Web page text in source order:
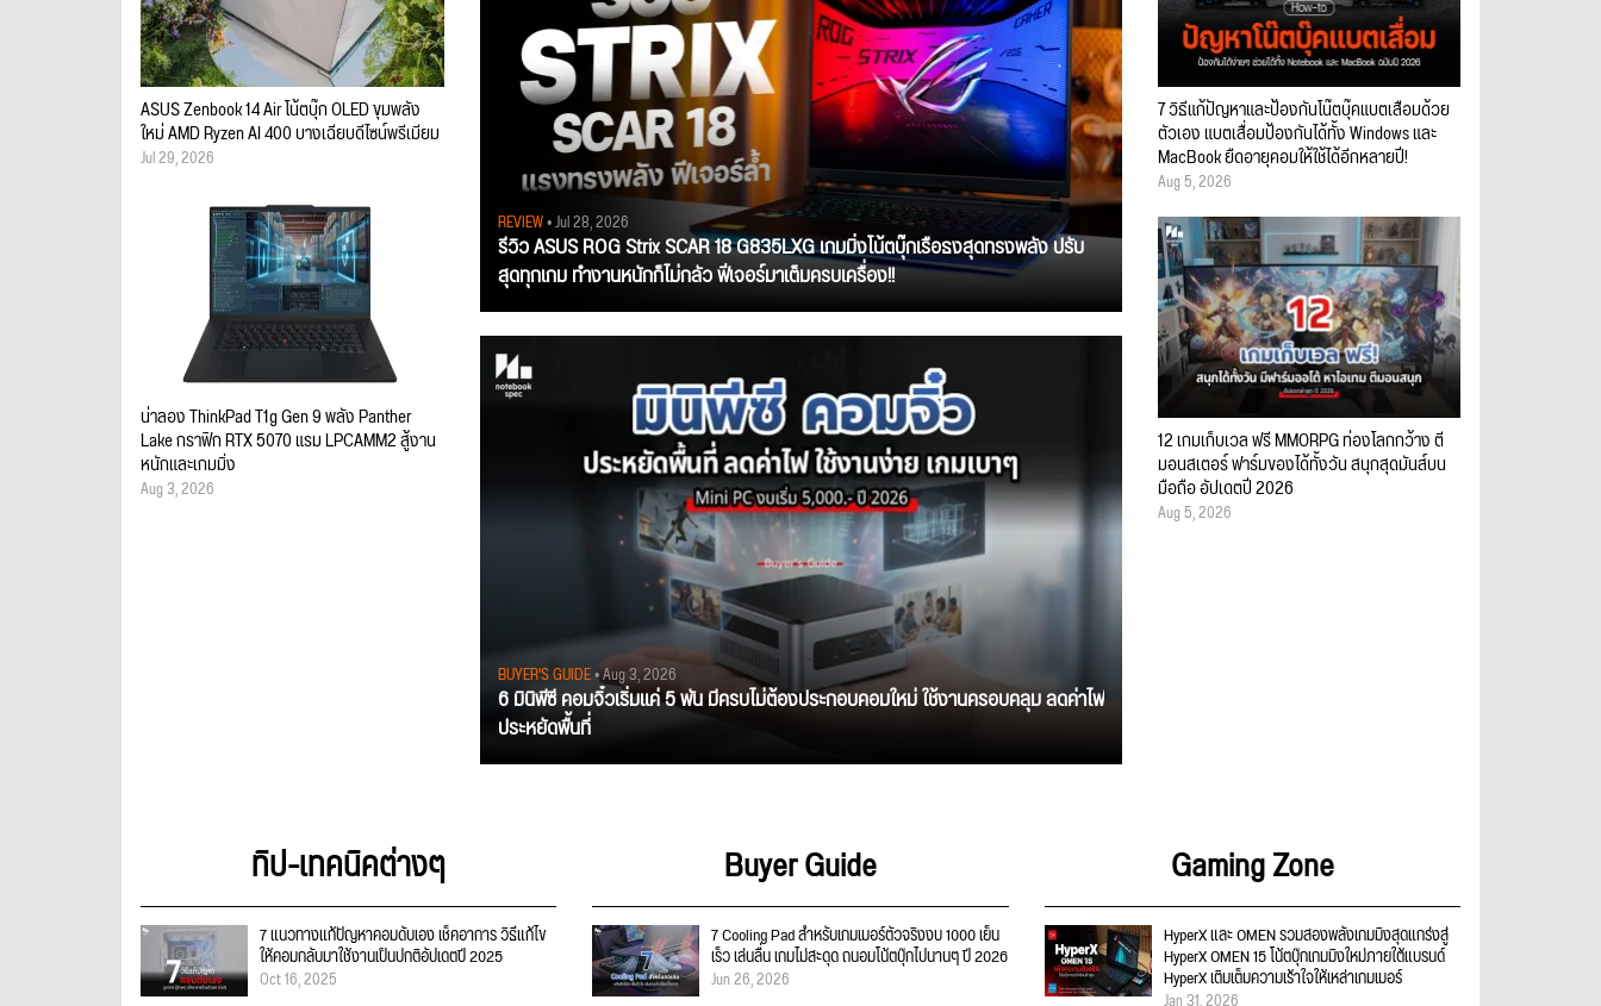
REVIEW• Jul 28, 2026
รีวิว ASUS ROG Strix SCAR 18 G835LXG เกมมิ่งโน้ตบุ๊กเรือธงสุดทรงพลัง ปรับ
สุดทุกเกม ทำงานหนักก็ไม่กลัว ฟีเจอร์มาเต็มครบเครื่อง!!
BUYER'S GUIDE• Aug 3, 2026
6 มินิพีซี คอมจิ๋วเริ่มแค่ 5 พัน มีครบไม่ต้องประกอบคอมใหม่ ใช้งานครอบคลุม ลดค่าไฟ
ประหยัดพื้นที่
ASUS Zenbook 14 Air โน้ตบุ๊ก OLED ขุมพลัง
ใหม่ AMD Ryzen AI 400 บางเฉียบดีไซน์พรีเมียม
Jul 29, 2026
น่าลอง ThinkPad T1g Gen 9 พลัง Panther
Lake กราฟิก RTX 5070 แรม LPCAMM2 สู้งาน
หนักและเกมมิ่ง
Aug 3, 2026
7 วิธีแก้ปัญหาและป้องกันโน๊ตบุ๊คแบตเสื่อมด้วย
ตัวเอง แบตเสื่อมป้องกันได้ทั้ง Windows และ
MacBook ยืดอายุคอมให้ใช้ได้อีกหลายปี!
Aug 5, 2026
12 เกมเก็บเวล ฟรี MMORPG ท่องโลกกว้าง ตี
มอนสเตอร์ ฟาร์มของได้ทั้งวัน สนุกสุดมันส์บน
มือถือ อัปเดตปี 2026
Aug 5, 2026
ทิป-เทคนิคต่างๆ
7 แนวทางแก้ปัญหาคอมดับเอง เช็คอาการ วิธีแก้ไข
ให้คอมกลับมาใช้งานเป็นปกติอัปเดตปี 2025
Oct 16, 2025
Buyer Guide
7 Cooling Pad สำหรับเกมเมอร์ตัวจริงงบ 1000 เย็น
เร็ว เล่นลื่น เกมไม่สะดุด ถนอมโน้ตบุ๊กไปนานๆ ปี 2026
Jun 26, 2026
Gaming Zone
HyperX และ OMEN รวมสองพลังเกมมิงสุดแกร่งสู่
HyperX OMEN 15 โน้ตบุ๊กเกมมิงใหม่ภายใต้แบรนด์
HyperX เติมเต็มความเร้าใจให้เหล่าเกมเมอร์